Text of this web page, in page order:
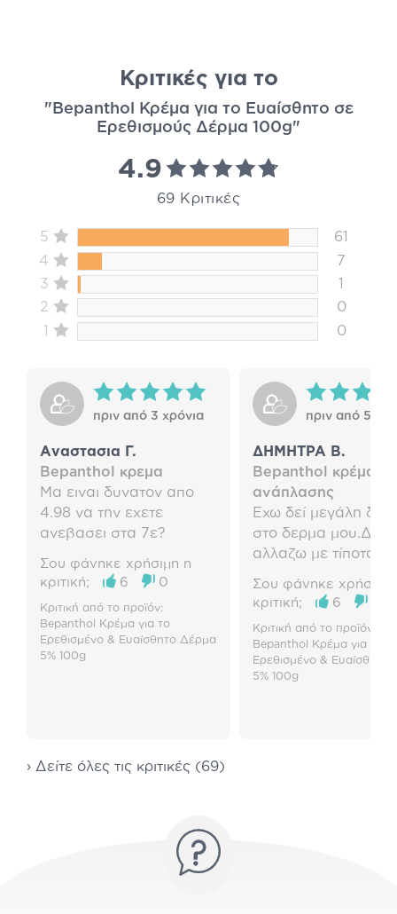
Κριτικές για το
"Bepanthol Κρέμα για το Ευαίσθητο σε
Ερεθισμούς Δέρμα 100g"
4.9
69 Κριτικές
5
61
4
7
3
1
2
0
1
0
πριν από 3 χρόνια
Aναστασια Γ.
Bepanthol κρεμα
Μα ειναι δυνατον απο
4.98 να την εχετε
ανεβασει στα 7ε?
Σου φάνηκε χρήσιμη η
κριτική;
6 0
Κριτική από το προϊόν:
Bepanthol Κρέμα για το
Ερεθισμένο & Ευαίσθητο Δέρμα
5% 100g
πριν από 5
ΔΗΜΗΤΡΑ Β.
Bepanthol κρέμα
ανάπλασης
Έχω δεί μεγάλη
στο δερμα μου.Δεν
αλλαζω με τίποτα
Σου φάνηκε χρήσιμη
κριτική;
6
Κριτική από το προϊόν:
Bepanthol Κρέμα για το
Ερεθισμένο & Ευαίσθητο
5% 100g
› Δείτε όλες τις κριτικές (69)